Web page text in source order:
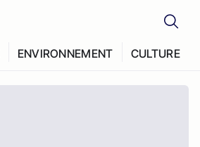
ENVIRONNEMENT CULTURE